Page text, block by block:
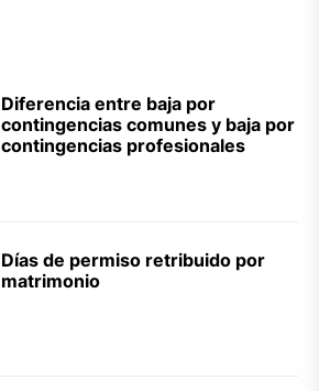
Diferencia entre baja por
contingencias comunes y baja por
contingencias profesionales
Días de permiso retribuido por
matrimonio